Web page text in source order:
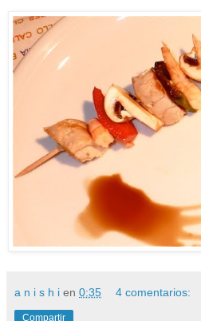
a n i s h i en 0:35 4 comentarios:
Compartir